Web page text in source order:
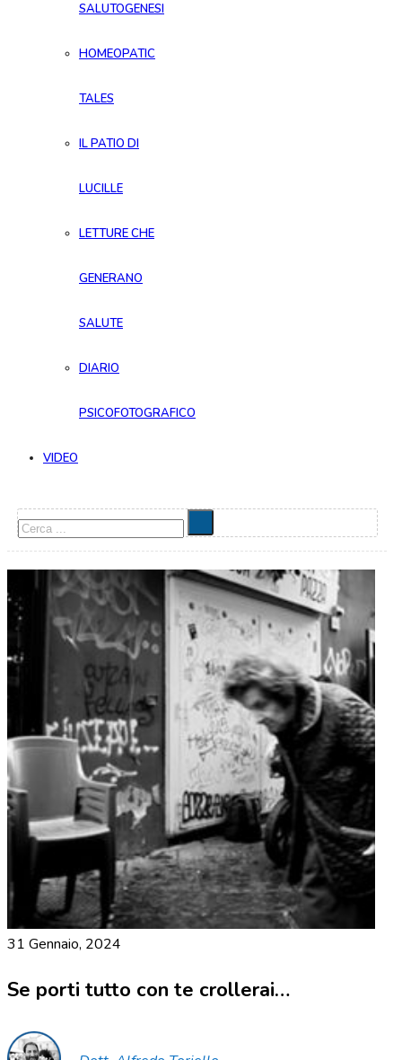
SALUTOGENESI
HOMEOPATIC
TALES
IL PATIO DI
LUCILLE
LETTURE CHE
GENERANO
SALUTE
DIARIO
PSICOFOTOGRAFICO
VIDEO
Cerca
31 Gennaio, 2024
Se porti tutto con te crollerai…